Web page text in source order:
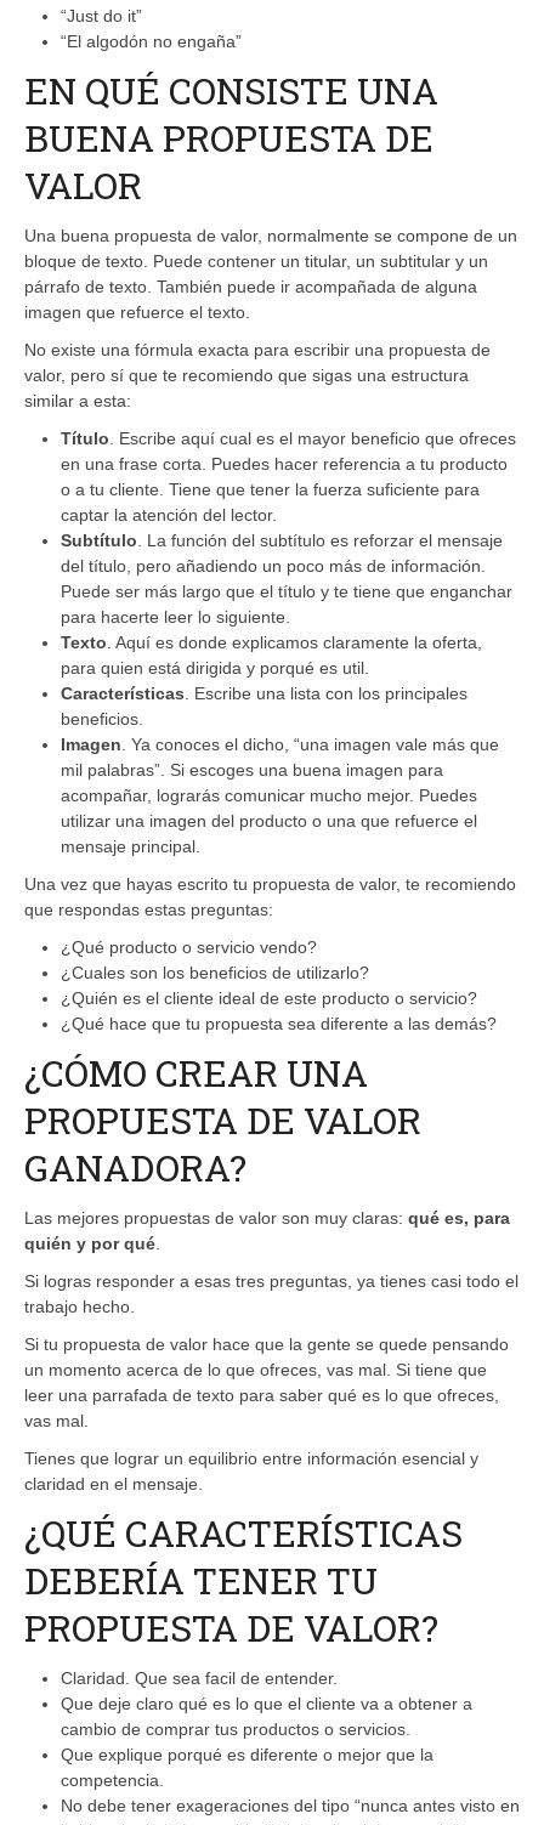
“Just do it”
“El algodón no engaña”
EN QUÉ CONSISTE UNA
BUENA PROPUESTA DE
VALOR
Una buena propuesta de valor, normalmente se compone de un
bloque de texto. Puede contener un titular, un subtitular y un
párrafo de texto. También puede ir acompañada de alguna
imagen que refuerce el texto.
No existe una fórmula exacta para escribir una propuesta de
valor, pero sí que te recomiendo que sigas una estructura
similar a esta:
Título . Escribe aquí cual es el mayor beneficio que ofreces
en una frase corta. Puedes hacer referencia a tu producto
o a tu cliente. Tiene que tener la fuerza suficiente para
captar la atención del lector.
Subtítulo . La función del subtítulo es reforzar el mensaje
del título, pero añadiendo un poco más de información.
Puede ser más largo que el título y te tiene que enganchar
para hacerte leer lo siguiente.
Texto . Aquí es donde explicamos claramente la oferta,
para quien está dirigida y porqué es util.
Características . Escribe una lista con los principales
beneficios.
Imagen . Ya conoces el dicho, “una imagen vale más que
mil palabras”. Si escoges una buena imagen para
acompañar, lograrás comunicar mucho mejor. Puedes
utilizar una imagen del producto o una que refuerce el
mensaje principal.
Una vez que hayas escrito tu propuesta de valor, te recomiendo
que respondas estas preguntas:
¿Qué producto o servicio vendo?
¿Cuales son los beneficios de utilizarlo?
¿Quién es el cliente ideal de este producto o servicio?
¿Qué hace que tu propuesta sea diferente a las demás?
¿CÓMO CREAR UNA
PROPUESTA DE VALOR
GANADORA?
Las mejores propuestas de valor son muy claras: qué es, para
quién y por qué
Si logras responder a esas tres preguntas, ya tienes casi todo el
trabajo hecho.
Si tu propuesta de valor hace que la gente se quede pensando
un momento acerca de lo que ofreces, vas mal. Si tiene que
leer una parrafada de texto para saber qué es lo que ofreces,
vas mal.
Tienes que lograr un equilibrio entre información esencial y
claridad en el mensaje.
¿QUÉ CARACTERÍSTICAS
DEBERÍA TENER TU
PROPUESTA DE VALOR?
Claridad. Que sea facil de entender.
Que deje claro qué es lo que el cliente va a obtener a
cambio de comprar tus productos o servicios.
Que explique porqué es diferente o mejor que la
competencia.
No debe tener exageraciones del tipo “nunca antes visto en